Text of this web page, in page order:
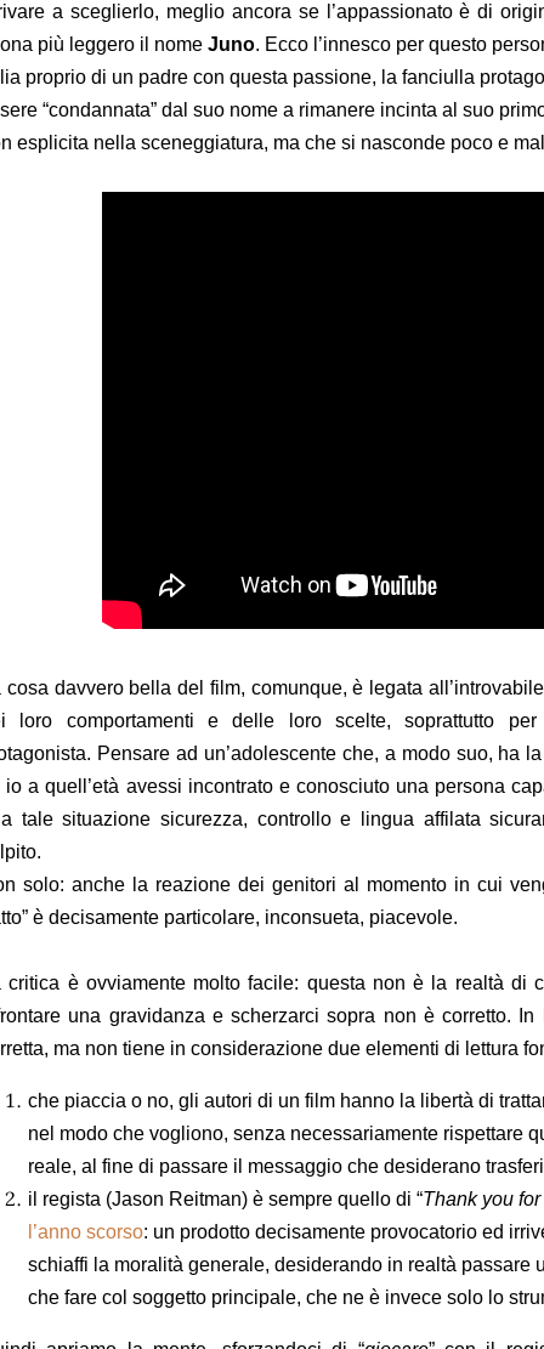
a sceglierlo, meglio ancora se l’appassionato è di
più leggero il nome Juno. Ecco l’innesco per questo
proprio di un padre con questa passione, la fanciulla
“condannata” dal suo nome a rimanere incinta al suo
esplicita nella sceneggiatura, ma che si nasconde poco e
cosa davvero bella del film, comunque, è legata
loro comportamenti e delle loro scelte, soprattutto
Pensare ad un’adolescente che, a modo suo, ha
io a quell’età avessi incontrato e conosciuto una persona
tale situazione sicurezza, controllo e lingua affilata
solo: anche la reazione dei genitori al momento in cui
è decisamente particolare, inconsueta, piacevole.
critica è ovviamente molto facile: questa non è la realtà di
una gravidanza e scherzarci sopra non è corretto.
ma non tiene in considerazione due elementi di lettura
che piaccia o no, gli autori di un film hanno la libertà di
nel modo che vogliono, senza necessariamente rispettare
reale, al fine di passare il messaggio che desiderano
il regista (Jason Reitman) è sempre quello di “Thank you
l’anno scorso: un prodotto decisamente provocatorio ed
schiaffi la moralità generale, desiderando in realtà passare
che fare col soggetto principale, che ne è invece solo lo